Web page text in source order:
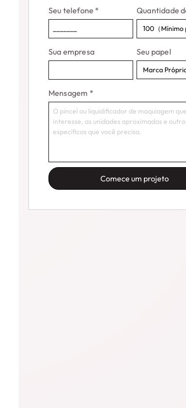
Seu telefone * Quantidade
Sua empresa Seu papel
Mensagem *
Comece um projeto